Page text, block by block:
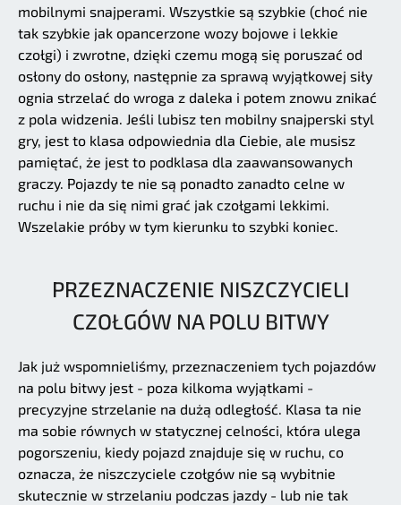
mobilnymi snajperami. Wszystkie są szybkie (choć nie
tak szybkie jak opancerzone wozy bojowe i lekkie
czołgi) i zwrotne, dzięki czemu mogą się poruszać od
osłony do osłony, następnie za sprawą wyjątkowej siły
ognia strzelać do wroga z daleka i potem znowu znikać
z pola widzenia. Jeśli lubisz ten mobilny snajperski styl
gry, jest to klasa odpowiednia dla Ciebie, ale musisz
pamiętać, że jest to podklasa dla zaawansowanych
graczy. Pojazdy te nie są ponadto zanadto celne w
ruchu i nie da się nimi grać jak czołgami lekkimi.
Wszelakie próby w tym kierunku to szybki koniec.
PRZEZNACZENIE NISZCZYCIELI
CZOŁGÓW NA POLU BITWY
Jak już wspomnieliśmy, przeznaczeniem tych pojazdów
na polu bitwy jest - poza kilkoma wyjątkami -
precyzyjne strzelanie na dużą odległość. Klasa ta nie
ma sobie równych w statycznej celności, która ulega
pogorszeniu, kiedy pojazd znajduje się w ruchu, co
oznacza, że niszczyciele czołgów nie są wybitnie
skutecznie w strzelaniu podczas jazdy - lub nie tak